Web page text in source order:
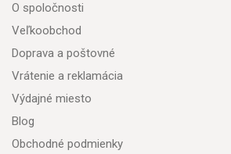
O spoločnosti
Veľkoobchod
Doprava a poštovné
Vrátenie a reklamácia
Výdajné miesto
Blog
Obchodné podmienky